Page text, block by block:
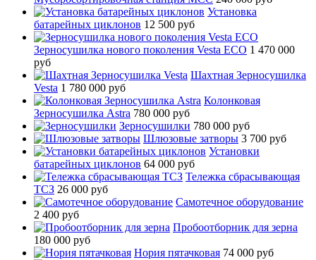
Установка
батарейных циклонов 12 500 руб
Зерносушилка нового поколения Vesta ECO 1 470 000
руб
Шахтная Зерносушилка
Vesta 1 780 000 руб
Колонковая
Зерносушилка Astra 780 000 руб
Зерносушилки 780 000 руб
Шлюзовые затворы 3 700 руб
Установки
батарейных циклонов 64 000 руб
Тележка сбрасывающая
ТСЗ 26 000 руб
Самотечное оборудование
2 400 руб
Пробоотборник для зерна
180 000 руб
Нория пятачковая 74 000 руб